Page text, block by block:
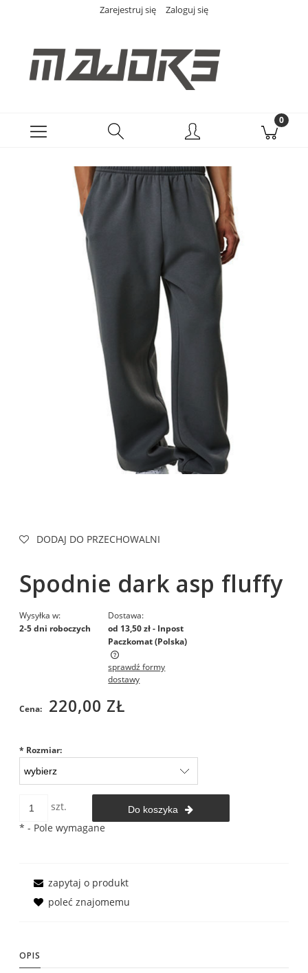
Zarejestruj się Zaloguj się
DODAJ DO PRZECHOWALNI
Spodnie dark asp fluffy
Wysyłka w:
2-5 dni roboczych
Dostawa:
od 13,50 zł- Inpost
Paczkomat(Polska)
Cena nie zawiera ewentualnych kosztów płatności
sprawdź formy
dostawy
Cena: 220,00 ZŁ
* Rozmiar:
szt. Do koszyka
* - Pole wymagane
zapytaj o produkt
poleć znajomemu
OPIS